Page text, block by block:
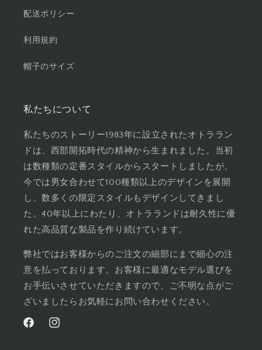
配送ポリシー
利用規約
帽子のサイズ
私たちについて
私たちのストーリー1983年に設立されたオトララン
ドは、西部開拓時代の精神から生まれました。当初
は数種類の定番スタイルからスタートしましたが、
今では男女合わせて100種類以上のデザインを展開
し、数多くの限定スタイルもデザインしてきまし
た。40年以上にわたり、オトラランドは耐久性に優
れた高品質な製品を作り続けています。
弊社ではお客様からのご注文の細部にまで細心の注
意を払っております。お客様に最適なモデル選びを
お手伝いさせていただきますので、ご不明な点がご
ざいましたらお気軽にお問い合わせください。
Facebook
イ